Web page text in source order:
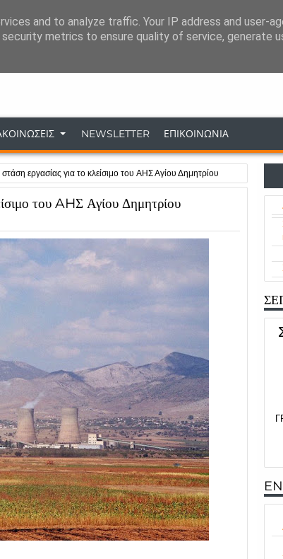
ΕΠΙΚΟΙΝΩΝΙΑ
NEWSLETTER ΕΠΙΚΟΙΝΩΝΙΑ
εργασίας για το κλείσιμο του AHΣ Αγίου Δημητρίου
του AHΣ Αγίου Δημητρίου
and to analyze traffic. Your IP address and user-
metrics to ensure quality of service, generate